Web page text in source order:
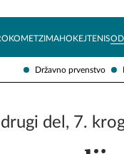
Državno prvenstvo
ZIMAHOKEJTENIS
del, 7.